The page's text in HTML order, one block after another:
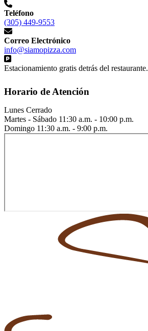
Teléfono
(305) 449-9553
Correo Electrónico
info@siamopizza.com
Estacionamiento gratis detrás del restaurante.
Horario de Atención
Lunes Cerrado
Martes - Sábado 11:30 a.m. - 10:00 p.m.
Domingo 11:30 a.m. - 9:00 p.m.